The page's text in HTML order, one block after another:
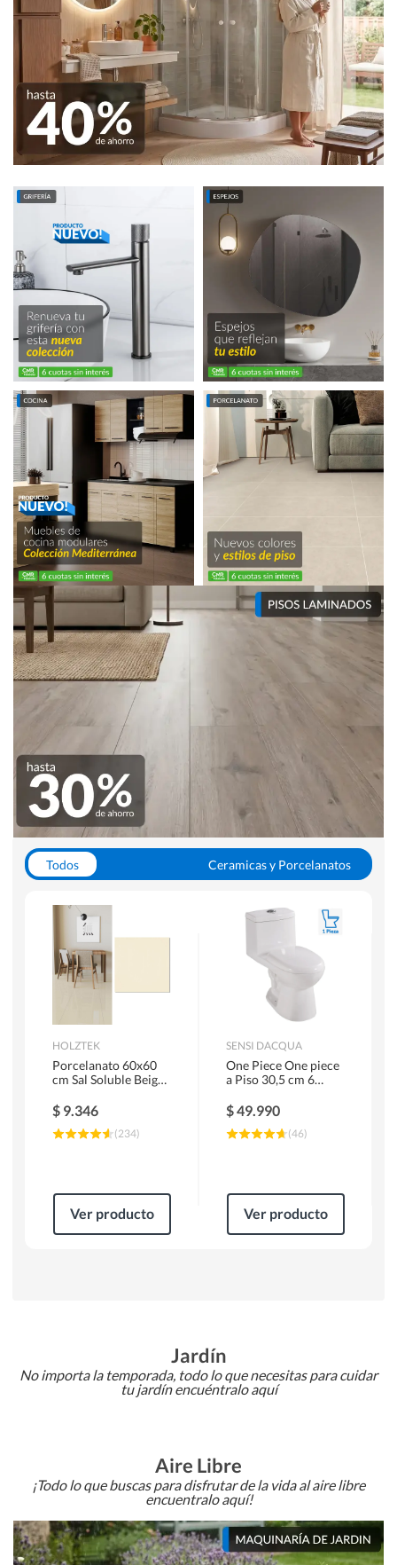
Todos
Ceramicas y Porcelanatos
WC y Sanitarios
Pisos Flotantes y Laminados
Pinturas
HOLZTEK
Porcelanato 60x60
cm Sal Soluble Beige
$ 9.346
(234)
Ver producto
SENSI DACQUA
One Piece One piece
a Piso 30,5 cm 6
$49.990
(46)
Ver producto
Jardín
No importa la temporada, todo lo que necesitas para cuidar
tu jardín encuéntralo aquí
Aire Libre
¡Todo lo que buscas para disfrutar de la vida al aire libre
encuentralo aquí!